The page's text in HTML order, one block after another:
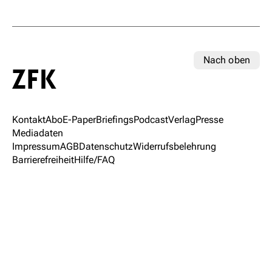
Nach oben
KontaktAboE-PaperBriefingsPodcastVerlagPresse
Mediadaten
ImpressumAGBDatenschutzWiderrufsbelehrung
BarrierefreiheitHilfe/FAQ